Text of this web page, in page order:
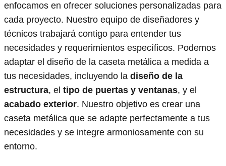
enfocamos en ofrecer soluciones personalizadas para
cada proyecto. Nuestro equipo de diseñadores y
técnicos trabajará contigo para entender tus
necesidades y requerimientos específicos. Podemos
adaptar el diseño de la caseta metálica a medida a
tus necesidades, incluyendo la diseño de la
estructura, el tipo de puertas y ventanas, y el
acabado exterior. Nuestro objetivo es crear una
caseta metálica que se adapte perfectamente a tus
necesidades y se integre armoniosamente con su
entorno.